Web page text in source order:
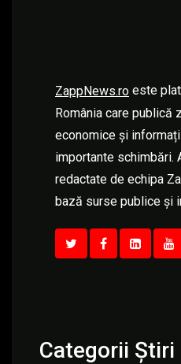
ZappNews.ro este
România care publică
economice și
importante schimbări.
redactate de echipa
bază surse publice și
Categorii Știri